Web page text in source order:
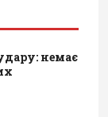
немає